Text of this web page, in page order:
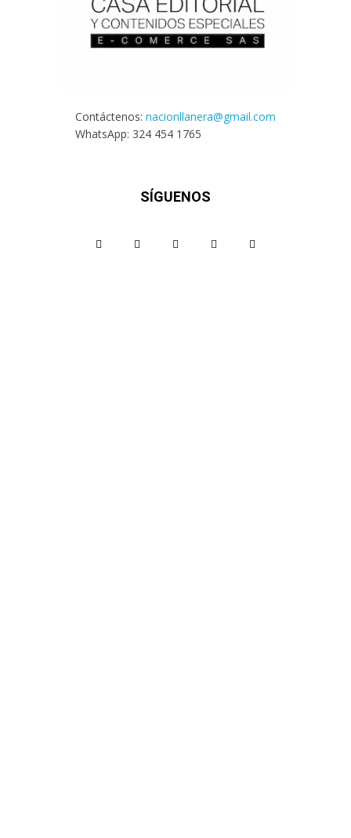
Contáctenos: nacionllanera@gmail.com
WhatsApp: 324 454 1765
SÍGUENOS